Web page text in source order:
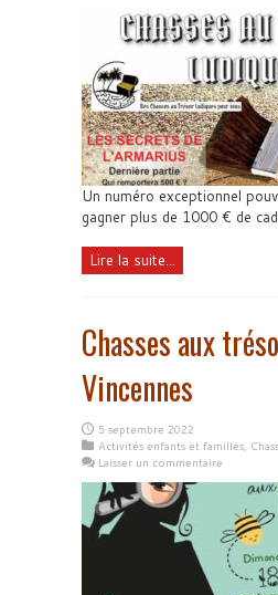
Un numéro exceptionnel
gagner plus de 1000 € de
Lire la suite...
Chasses aux
Vincennes
5 septembre 2022
Activités enfants et familles,
Laisser un commentaire